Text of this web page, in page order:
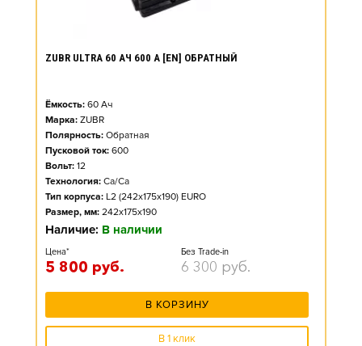
ZUBR ULTRA 60 АЧ 600 А [EN] ОБРАТНЫЙ
Ёмкость: 60 Ач
Марка: ZUBR
Полярность: Обратная
Пусковой ток: 600
Вольт: 12
Технология: Ca/Ca
Тип корпуса: L2 (242x175x190) EURO
Размер, мм: 242x175x190
Наличие: В наличии
Цена*
5 800 руб.
Без Trade-in
6 300 руб.
В КОРЗИНУ
В 1 клик